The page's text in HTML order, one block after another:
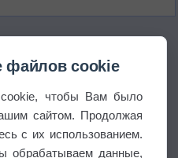
файлов cookie
чтобы Вам было
сайтом. Продолжая
с их использованием.
обрабатываем данные,